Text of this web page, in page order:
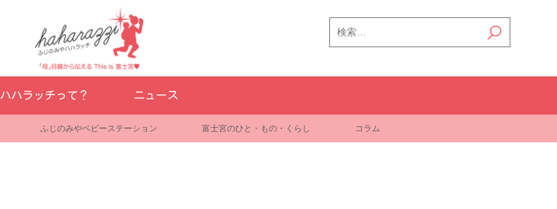
ハハラッチって？ ニュース
ふじのみやベビーステーション 富士宮のひと・もの・くらし コラム
索: